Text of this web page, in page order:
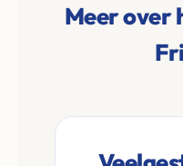
Meer over